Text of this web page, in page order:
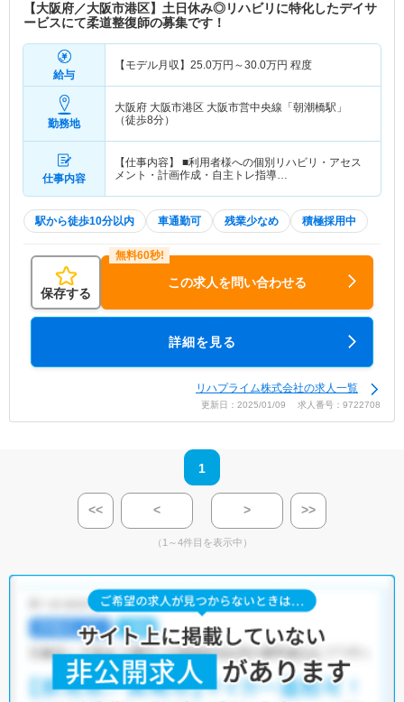
【大阪府／大阪市港区】土日休み◎リハビリに特化したデイサ
ービスにて柔道整復師の募集です！
給与
【モデル月収】 25.0万円～30.0万円 程度
勤務地
大阪府 大阪市港区 大阪市営中央線「朝潮橋駅」
（徒歩8分）
仕事内容
【仕事内容】 ■利用者様への個別リハビリ・アセス
メント・計画作成・自主トレ指導…
駅から徒歩10分以内 車通勤可 残業少なめ 積極採用中
保存する
この求人を問い合わせる
詳細を見る
リハプライム株式会社の求人一覧
更新日：2025/01/09 求人番号：9722708
1
<< < > >>
（1～4件目を表示中）